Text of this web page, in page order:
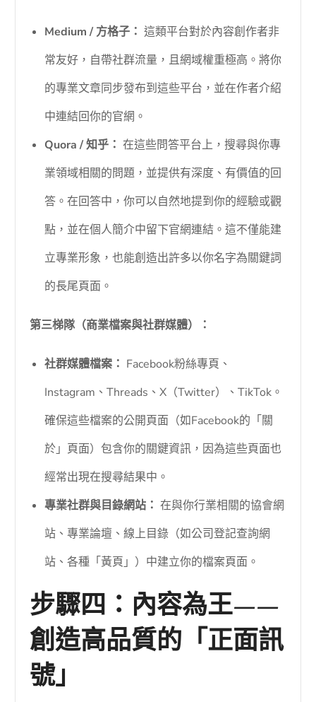
Medium / 方格子： 這類平台對於內容創作者非
常友好，自帶社群流量，且網域權重極高。將你
的專業文章同步發布到這些平台，並在作者介紹
中連結回你的官網。
Quora / 知乎： 在這些問答平台上，搜尋與你專
業領域相關的問題，並提供有深度、有價值的回
答。在回答中，你可以自然地提到你的經驗或觀
點，並在個人簡介中留下官網連結。這不僅能建
立專業形象，也能創造出許多以你名字為關鍵詞
的長尾頁面。
第三梯隊（商業檔案與社群媒體）：
社群媒體檔案： Facebook粉絲專頁、
Instagram、Threads、X（Twitter）、TikTok。
確保這些檔案的公開頁面（如Facebook的「關
於」頁面）包含你的關鍵資訊，因為這些頁面也
經常出現在搜尋結果中。
專業社群與目錄網站： 在與你行業相關的協會網
站、專業論壇、線上目錄（如公司登記查詢網
站、各種「黃頁」）中建立你的檔案頁面。
步驟四：內容為王——
創造高品質的「正面訊
號」